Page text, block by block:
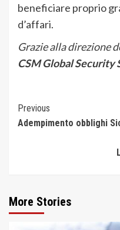
beneficiare proprio
d’affari.
Grazie alla direzione
CSM Global Security
Continue
Reading
Previous
Adempimento obblighi
More Stories